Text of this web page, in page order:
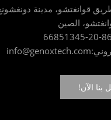
3، طريق قوانغتشو، مدينة
الصين
info@genoxtech.com
بنا الآن!